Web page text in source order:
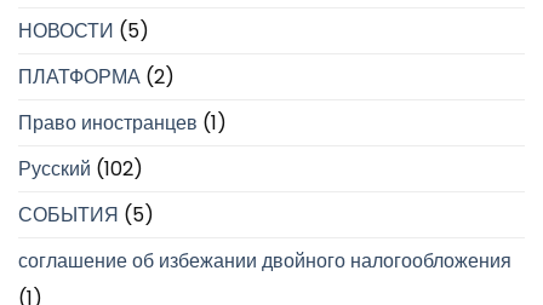
НОВОСТИ (5)
ПЛАТФОРМА (2)
Право иностранцев (1)
Русский (102)
СОБЫТИЯ (5)
соглашение об избежании двойного налогообложения
(1)